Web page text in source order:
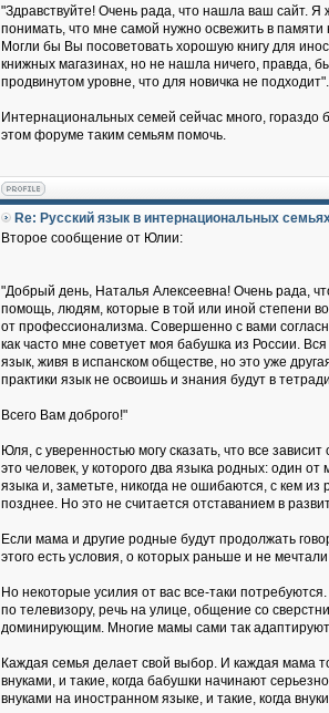
"Здравствуйте! Очень рада, что нашла ваш сайт. Я
понимать, что мне самой нужно освежить в памяти
Могли бы Вы посоветовать хорошую книгу для
книжных магазинах, но не нашла ничего, правда,
продвинутом уровне, что для новичка не подходит".
Интернациональных семей сейчас много,
этом форуме таким семьям помочь.
Re: Русский язык в интернациональных
Второе сообщение от Юлии:
"Добрый день, Наталья Алексеевна! Очень рада,
помощь, людям, которые в той или иной степени
от профессионализма. Совершенно с вами
как часто мне советует моя бабушка из России.
язык, живя в испанском обществе, но это уже
практики язык не освоишь и знания будут в
Всего Вам доброго!"
Юля, с уверенностью могу сказать, что все
это человек, у которого два языка родных: один
языка и, заметьте, никогда не ошибаются, с кем из
позднее. Но это не считается отставанием в
Если мама и другие родные будут продолжать
этого есть условия, о которых раньше и не
Но некоторые усилия от вас все-таки
по телевизору, речь на улице, общение со
доминирующим. Многие мамы сами так
Каждая семья делает свой выбор. И каждая мама
внуками, и такие, когда бабушки начинают
внуками на иностранном языке, и такие, когда